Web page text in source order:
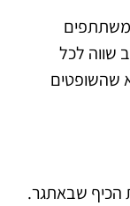
משתתפים
שווה לכל
שהשופטים
הכיף שבאתגר.